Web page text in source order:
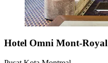
Hotel Omni Mont-Royal